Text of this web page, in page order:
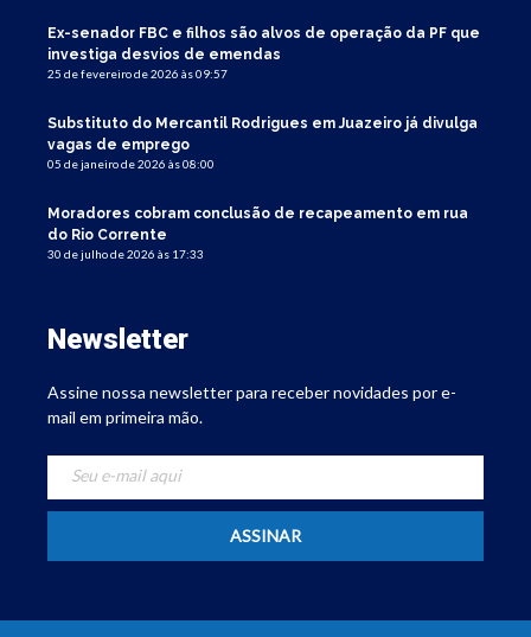
Ex-senador FBC e filhos são alvos de operação da PF que
investiga desvios de emendas
25 de fevereiro de 2026 às 09:57
Substituto do Mercantil Rodrigues em Juazeiro já divulga
vagas de emprego
05 de janeiro de 2026 às 08:00
Moradores cobram conclusão de recapeamento em rua
do Rio Corrente
30 de julho de 2026 às 17:33
Newsletter
Assine nossa newsletter para receber novidades por e-
mail em primeira mão.